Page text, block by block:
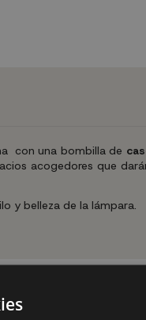
con una bombilla de
acogedores que
y belleza de la lámpara.